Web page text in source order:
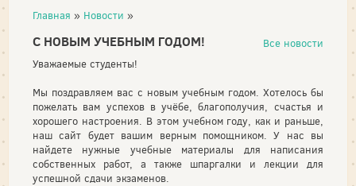
Главная » Новости »
Все новости
С НОВЫМ УЧЕБНЫМ ГОДОМ!
Уважаемые студенты!
Мы поздравляем вас с новым учебным годом. Хотелось бы
пожелать вам успехов в учёбе, благополучия, счастья и
хорошего настроения. В этом учебном году, как и раньше,
наш сайт будет вашим верным помощником. У нас вы
найдете нужные учебные материалы для написания
собственных работ, а также шпаргалки и лекции для
успешной сдачи экзаменов.